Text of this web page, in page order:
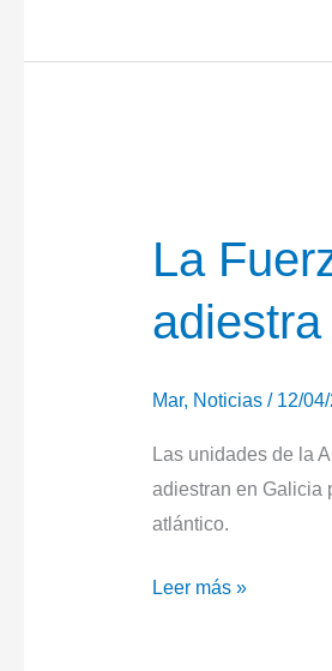
Operaciones
de
certificación
del
ejercicio
24
La
Mar, Noticias/ 12/
Las unidades de la
adiestran en Galicia
atlántico.
La
Leer más »